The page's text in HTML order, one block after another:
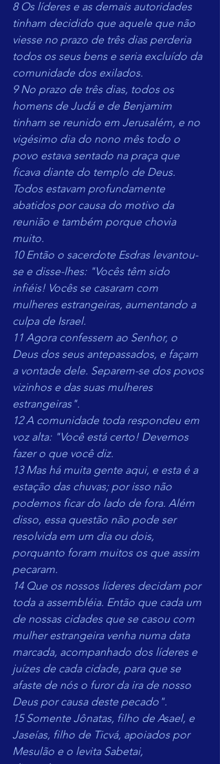
8 Os líderes e as demais autoridades
tinham decidido que aquele que não
viesse no prazo de três dias perderia
todos os seus bens e seria excluído da
comunidade dos exilados.
9 No prazo de três dias, todos os
homens de Judá e de Benjamim
tinham se reunido em Jerusalém, e no
vigésimo dia do nono mês todo o
povo estava sentado na praça que
ficava diante do templo de Deus.
Todos estavam profundamente
abatidos por causa do motivo da
reunião e também porque chovia
muito.
10 Então o sacerdote Esdras levantou-
se e disse-lhes: "Vocês têm sido
infiéis! Vocês se casaram com
mulheres estrangeiras, aumentando a
culpa de Israel.
11 Agora confessem ao Senhor, o
Deus dos seus antepassados, e façam
a vontade dele. Separem-se dos povos
vizinhos e das suas mulheres
estrangeiras".
12 A comunidade toda respondeu em
voz alta: "Você está certo! Devemos
fazer o que você diz.
13 Mas há muita gente aqui, e esta é a
estação das chuvas; por isso não
podemos ficar do lado de fora. Além
disso, essa questão não pode ser
resolvida em um dia ou dois,
porquanto foram muitos os que assim
pecaram.
14 Que os nossos líderes decidam por
toda a assembléia. Então que cada um
de nossas cidades que se casou com
mulher estrangeira venha numa data
marcada, acompanhado dos líderes e
juízes de cada cidade, para que se
afaste de nós o furor da ira de nosso
Deus por causa deste pecado".
15 Somente Jônatas, filho de Asael, e
Jaseías, filho de Ticvá, apoiados por
Mesulão e o levita Sabetai,